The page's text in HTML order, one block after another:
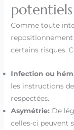
potentiels
Comme toute
certains risques.
Infection ou
les instructions
respectées.
Asymétrie: De
celles-ci peuvent